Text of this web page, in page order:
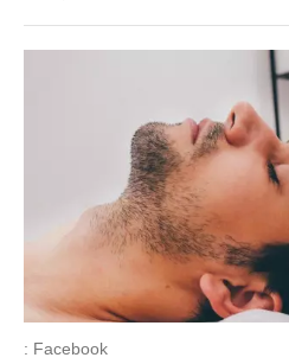
: Facebook